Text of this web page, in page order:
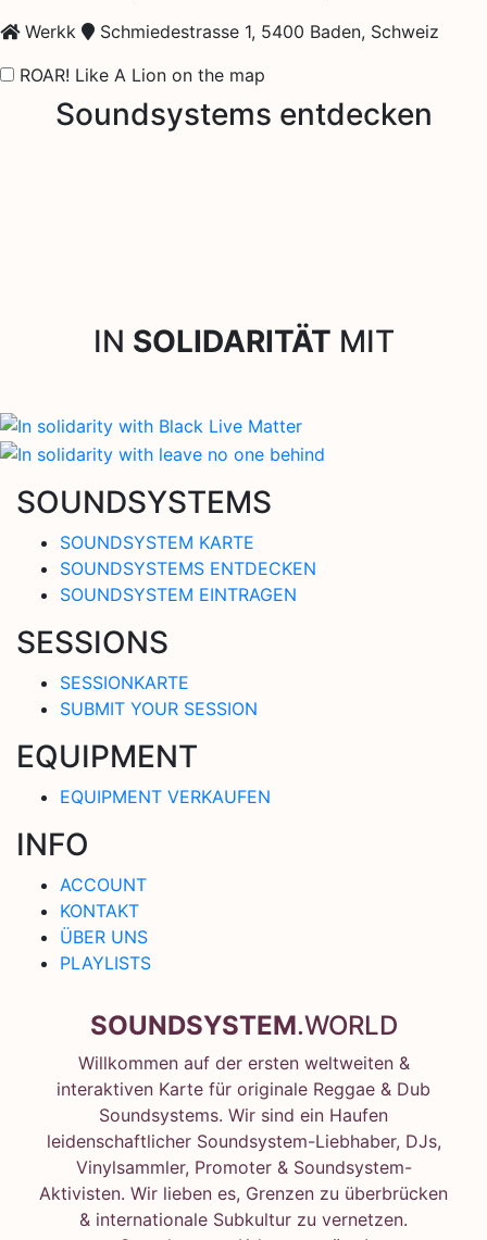
Werkk
Schmiedestrasse 1, 5400 Baden, Schweiz
ROAR! Like A Lion on the map
Soundsystems entdecken
IN SOLIDARITÄT MIT
SOUNDSYSTEMS
SOUNDSYSTEM KARTE
SOUNDSYSTEMS ENTDECKEN
SOUNDSYSTEM EINTRAGEN
SESSIONS
SESSIONKARTE
SUBMIT YOUR SESSION
EQUIPMENT
EQUIPMENT VERKAUFEN
INFO
ACCOUNT
KONTAKT
ÜBER UNS
PLAYLISTS
SOUNDSYSTEM.WORLD
Willkommen auf der ersten weltweiten &
interaktiven Karte für originale Reggae & Dub
Soundsystems. Wir sind ein Haufen
leidenschaftlicher Soundsystem-Liebhaber, DJs,
Vinylsammler, Promoter & Soundsystem-
Aktivisten. Wir lieben es, Grenzen zu überbrücken
& internationale Subkultur zu vernetzen.